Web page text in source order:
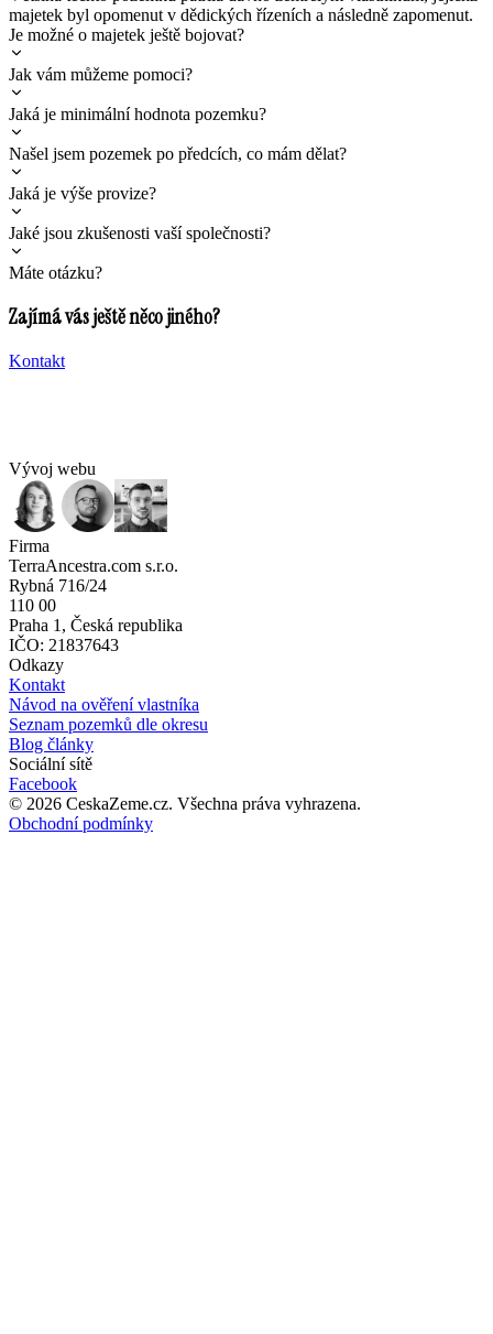
majetek byl opomenut v dědických řízeních a následně zapomenut.
Je možné o majetek ještě bojovat?
Jak vám můžeme pomoci?
Jaká je minimální hodnota pozemku?
Našel jsem pozemek po předcích, co mám dělat?
Jaká je výše provize?
Jaké jsou zkušenosti vaší společnosti?
Máte otázku?
Zajímá vás ještě něco jiného?
Kontakt
Vývoj webu
Firma
TerraAncestra.com s.r.o.
Rybná 716/24
110 00
Praha 1, Česká republika
IČO: 21837643
Odkazy
Kontakt
Návod na ověření vlastníka
Seznam pozemků dle okresu
Blog články
Sociální sítě
Facebook
© 2026 CeskaZeme.cz. Všechna práva vyhrazena.
Obchodní podmínky